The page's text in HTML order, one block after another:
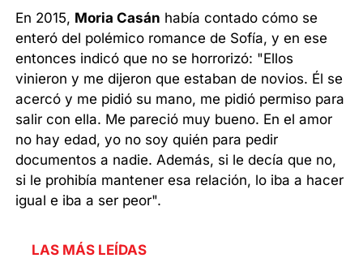
En 2015, Moria Casán había contado cómo se
enteró del polémico romance de Sofía, y en ese
entonces indicó que no se horrorizó: "Ellos
vinieron y me dijeron que estaban de novios. Él se
acercó y me pidió su mano, me pidió permiso para
salir con ella. Me pareció muy bueno. En el amor
no hay edad, yo no soy quién para pedir
documentos a nadie. Además, si le decía que no,
si le prohibía mantener esa relación, lo iba a hacer
igual e iba a ser peor".
LAS MÁS LEÍDAS